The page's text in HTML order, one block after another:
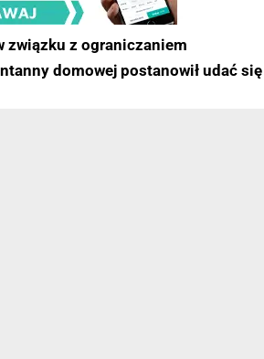
związku z ograniczaniem
domowej postanowił udać się